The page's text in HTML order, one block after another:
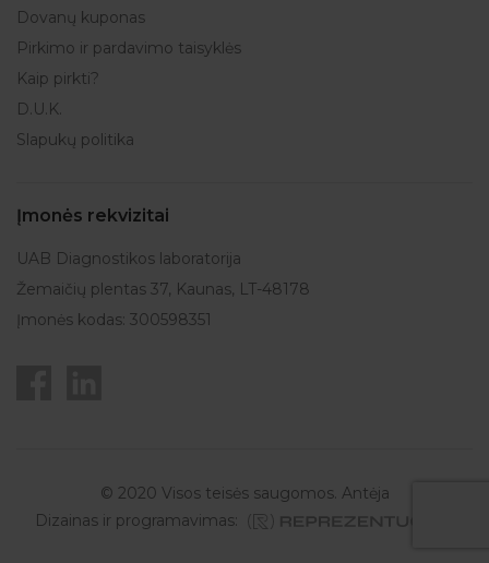
Dovanų kuponas
Pirkimo ir pardavimo taisyklės
Kaip pirkti?
D.U.K.
Slapukų politika
Įmonės rekvizitai
UAB Diagnostikos laboratorija
Žemaičių plentas 37, Kaunas, LT-48178
Įmonės kodas: 300598351
© 2020 Visos teisės saugomos. Antėja
Dizainas ir programavimas: